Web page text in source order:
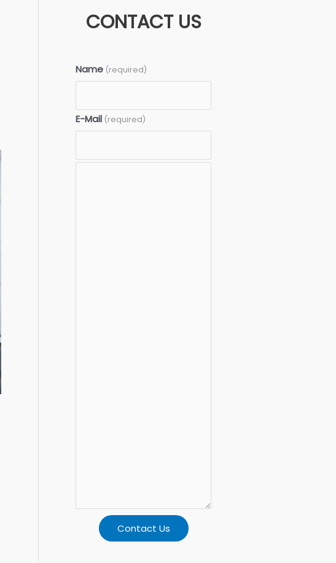
CONTACT US
Name (required)
E-Mail (required)
Contact Us